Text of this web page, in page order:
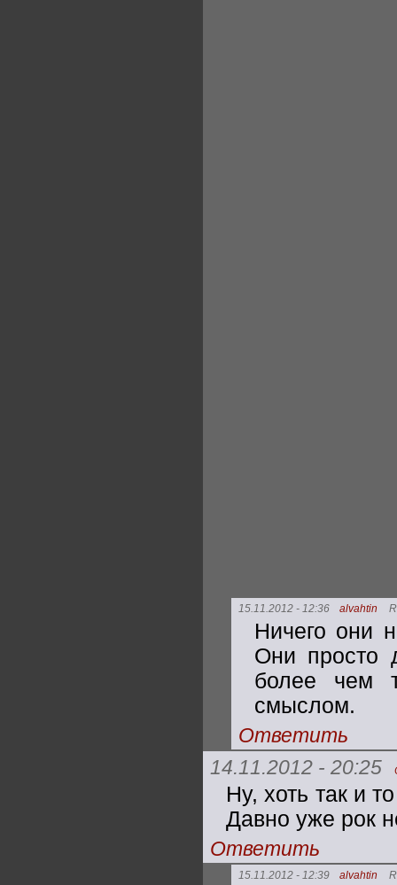
15.11.2012 - 12:36 alvahtin
Ничего они
Они просто
более чем
смыслом.
Ответить
14.11.2012 - 20:25
Ну, хоть так и
Давно уже рок
Ответить
15.11.2012 - 12:39 alvahtin